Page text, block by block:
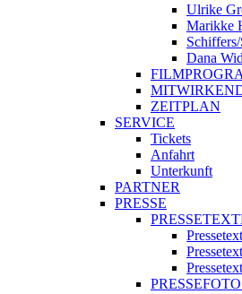
Ulrike
Marikke
Dana
ZEITPLAN
SERVICE
Tickets
Anfahrt
Unterkunft
PARTNER
PRESSE